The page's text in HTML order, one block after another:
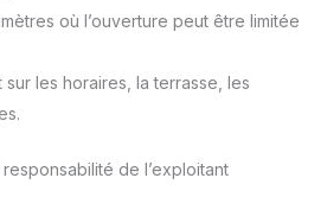
où l’ouverture peut être limitée
sur les horaires, la terrasse, les
de l’exploitant